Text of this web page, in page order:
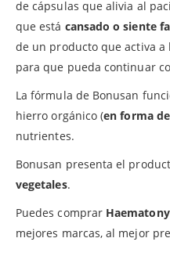
de cápsulas que alivia al
que está cansado o siente
de un producto que activa a
para que pueda continuar
La fórmula de Bonusan
hierro orgánico (en forma
nutrientes.
Bonusan presenta el
vegetales.
Puedes comprar
mejores marcas, al mejor